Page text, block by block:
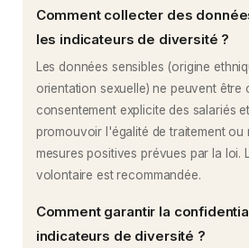
Comment collecter des
les indicateurs de diversité ?
Les données sensibles (origine
orientation sexuelle) ne peuvent
consentement explicite des salariés
promouvoir l'égalité de traitement
mesures positives prévues par la loi.
volontaire est recommandée.
Comment garantir la
indicateurs de diversité ?